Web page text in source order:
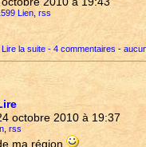
Lien rss
Lire la suite - 4 commentaires -
octobre 2010 à 19:37
rss
ma région